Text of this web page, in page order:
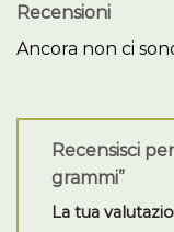
Recensioni
Ancora non ci
Recensisci
grammi”
La tua